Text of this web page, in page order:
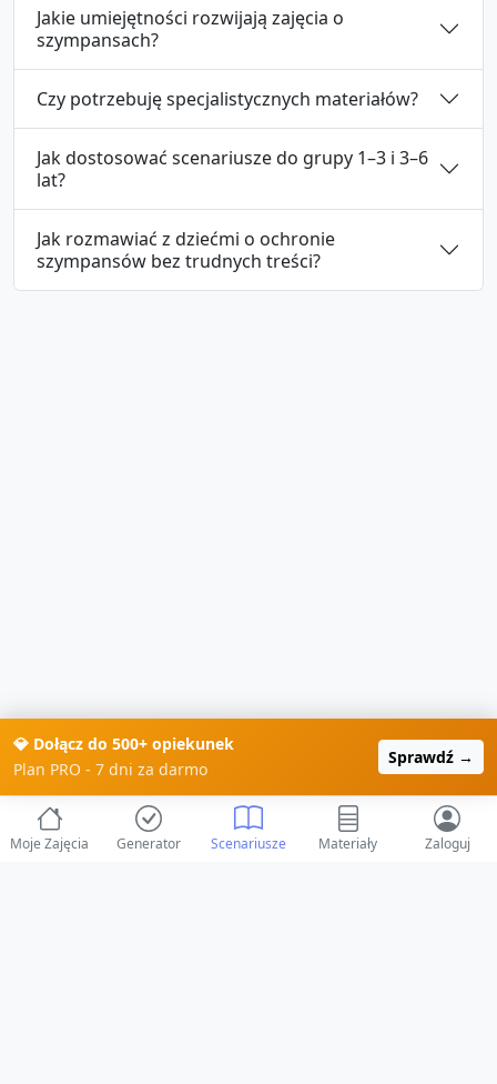
Jakie umiejętności rozwijają zajęcia o
szympansach?
Czy potrzebuję specjalistycznych materiałów?
Jak dostosować scenariusze do grupy 1–3 i 3–6
lat?
Jak rozmawiać z dziećmi o ochronie
szympansów bez trudnych treści?
💎 Dołącz do 500+ opiekunek
Plan PRO - 7 dni za darmo
Sprawdź →
Moje Zajęcia Generator Scenariusze Materiały Zaloguj